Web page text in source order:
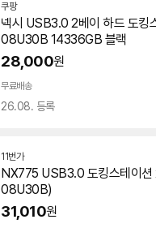
쿠팡
넥시 USB3.0 2베이 하드 도킹
08U30B 14336GB 블랙
28,000원
무료배송
26.08. 등록
11번가
NX775 USB3.0 도킹스테이
08U30B)
31,010원